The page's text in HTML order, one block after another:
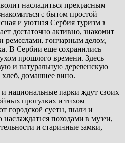
насладиться прекрасным
с бытом простой
и уютная Сербия туризм в
достаточно активно, знакомит
ремеслами, гончарным делом,
В Сербии еще сохранились
прошлого времени. Здесь
и натуральную деревенскую
домашнее вино.
национальные парки ждут своих
прогулках и тихом
городской суеты, пыли и
походами в музеи,
и старинные замки,